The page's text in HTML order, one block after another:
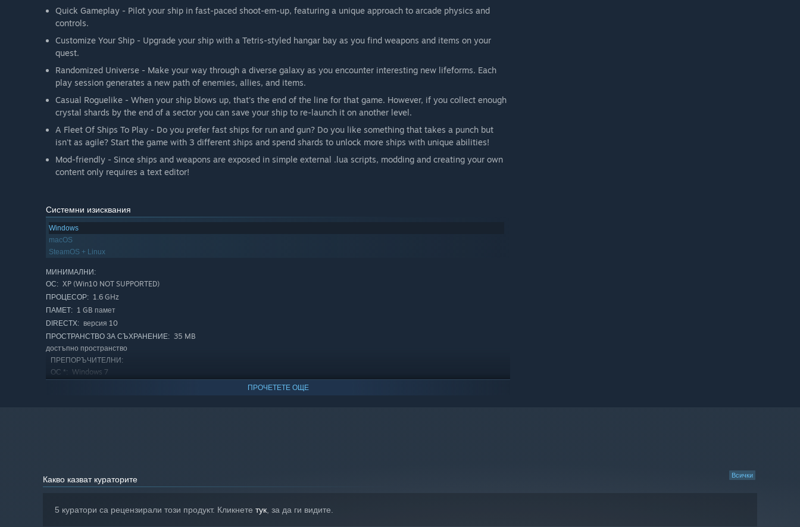
Quick Gameplay - Pilot your ship in fast-paced shoot-em-up, featuring a unique approach to arcade physics and
controls.
Customize Your Ship - Upgrade your ship with a Tetris-styled hangar bay as you find weapons and items on your
quest.
Randomized Universe - Make your way through a diverse galaxy as you encounter interesting new lifeforms. Each
play session generates a new path of enemies, allies, and items.
Casual Roguelike - When your ship blows up, that's the end of the line for that game. However, if you collect enough
crystal shards by the end of a sector you can save your ship to re-launch it on another level.
A Fleet Of Ships To Play - Do you prefer fast ships for run and gun? Do you like something that takes a punch but
isn't as agile? Start the game with 3 different ships and spend shards to unlock more ships with unique abilities!
Mod-friendly - Since ships and weapons are exposed in simple external .lua scripts, modding and creating your own
content only requires a text editor!
Системни изисквания
Windows
macOS
SteamOS + Linux
МИНИМАЛНИ:
ОС: XP (Win10 NOT SUPPORTED)
ПРОЦЕСОР: 1.6 GHz
ПАМЕТ: 1 GB памет
DIRECTX: версия 10
ПРОСТРАНСТВО ЗА СЪХРАНЕНИЕ: 35 MB
достъпно пространство
ПРЕПОРЪЧИТЕЛНИ:
ОС *: Windows 7
ПРОЧЕТЕТЕ ОЩЕ
Всички
Какво казват кураторите
5 куратори са рецензирали този продукт. Кликнете тук, за да ги видите.